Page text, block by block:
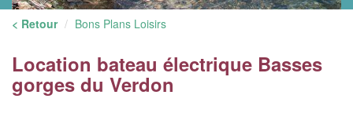
< Retour Bons Plans Loisirs
Location bateau électrique Basses
gorges du Verdon